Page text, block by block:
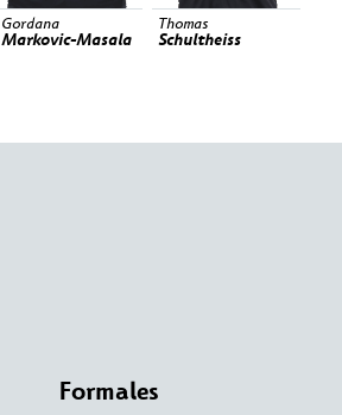
Gordana
Markovic-Masala
Thomas
Schultheiss
Formales